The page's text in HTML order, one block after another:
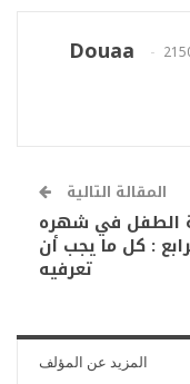
Douaa
المقالة التالية
الطفل في شهره
: كل ما يجب أن
تعرفيه
المزيد عن المؤلف